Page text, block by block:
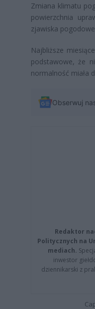
Zmiana klimatu
powierzchnia
zjawiska
Najbliższe
podstawowe, że
normalność miała
Obserwuj
Redaktor
Politycznych na
mediach.
inwestor
dziennikarski z